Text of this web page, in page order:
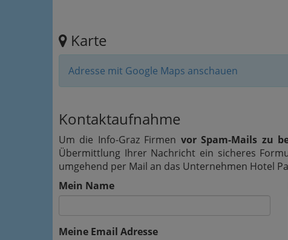
Karte
Adresse mit Google Maps anschauen
Kontaktaufnahme
Um die Info-Graz Firmen vor Spam-Mails zu
Übermittlung Ihrer Nachricht ein sicheres
umgehend per Mail an das Unternehmen Hotel
Mein Name
Meine Email Adresse